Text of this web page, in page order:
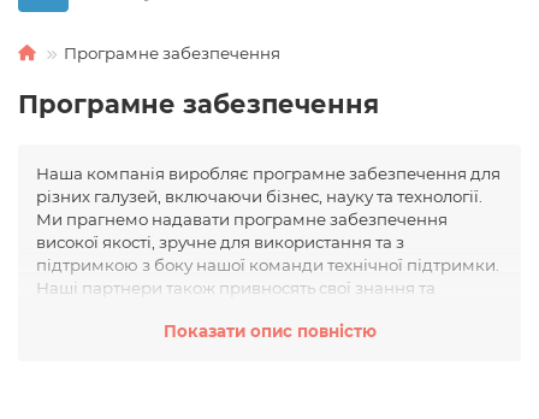
Програмне забезпечення
Програмне забезпечення
Наша компанія виробляє програмне забезпечення для
різних галузей, включаючи бізнес, науку та технології.
Ми прагнемо надавати програмне забезпечення
високої якості, зручне для використання та з
підтримкою з боку нашої команди технічної підтримки.
Наші партнери також привносять свої знання та
Показати опис повністю